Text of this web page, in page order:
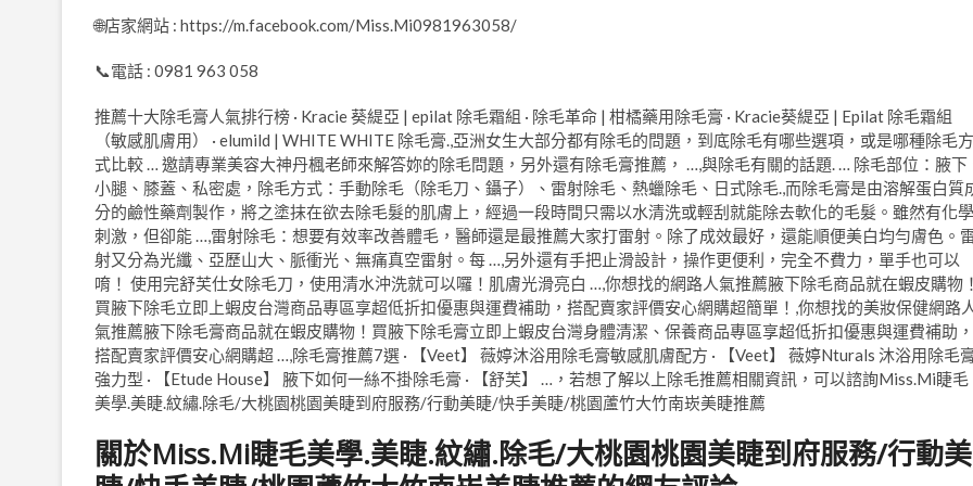
🌐店家網站 : https://m.facebook.com/Miss.Mi0981963058/
📞電話 : 0981 963 058
推薦十大除毛膏人氣排行榜 · Kracie 葵緹亞 | epilat 除毛霜組 · 除毛革命 | 柑橘藥用除毛膏 · Kracie葵緹亞 | Epilat 除毛霜組
（敏感肌膚用） · elumild | WHITE WHITE 除毛膏.,亞洲女生大部分都有除毛的問題，到底除毛有哪些選項，或是哪種除毛方
式比較 … 邀請專業美容大神丹楓老師來解答妳的除毛問題，另外還有除毛膏推薦， …,與除毛有關的話題. … 除毛部位：腋下
小腿、膝蓋、私密處，除毛方式：手動除毛（除毛刀、鑷子）、雷射除毛、熱蠟除毛、日式除毛.,而除毛膏是由溶解蛋白質
分的鹼性藥劑製作，將之塗抹在欲去除毛髮的肌膚上，經過一段時間只需以水清洗或輕刮就能除去軟化的毛髮。雖然有化學
刺激，但卻能 …,雷射除毛：想要有效率改善體毛，醫師還是最推薦大家打雷射。除了成效最好，還能順便美白均勻膚色。
射又分為光纖、亞歷山大、脈衝光、無痛真空雷射。每 …,另外還有手把止滑設計，操作更便利，完全不費力，單手也可以
唷！ 使用完舒芙仕女除毛刀，使用清水沖洗就可以囉！肌膚光滑亮白 …,你想找的網路人氣推薦腋下除毛商品就在蝦皮購物！
買腋下除毛立即上蝦皮台灣商品專區享超低折扣優惠與運費補助，搭配賣家評價安心網購超簡單！,你想找的美妝保健網路
氣推薦腋下除毛膏商品就在蝦皮購物！買腋下除毛膏立即上蝦皮台灣身體清潔、保養商品專區享超低折扣優惠與運費補助，
搭配賣家評價安心網購超 …,除毛膏推薦7選 · 【Veet】 薇婷沐浴用除毛膏敏感肌膚配方 · 【Veet】 薇婷Nturals 沐浴用除毛
強力型 · 【Etude House】 腋下如何一絲不掛除毛膏 · 【舒芙】 …，若想了解以上除毛推薦相關資訊，可以諮詢Miss.Mi睫毛
美學.美睫.紋繡.除毛/大桃園桃園美睫到府服務/行動美睫/快手美睫/桃園蘆竹大竹南崁美睫推薦
關於Miss.Mi睫毛美學.美睫.紋繡.除毛/大桃園桃園美睫到府服務/行動美